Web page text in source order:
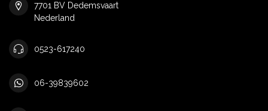
7701 BV Dedemsvaart
Nederland
0523-617240
06-39839602